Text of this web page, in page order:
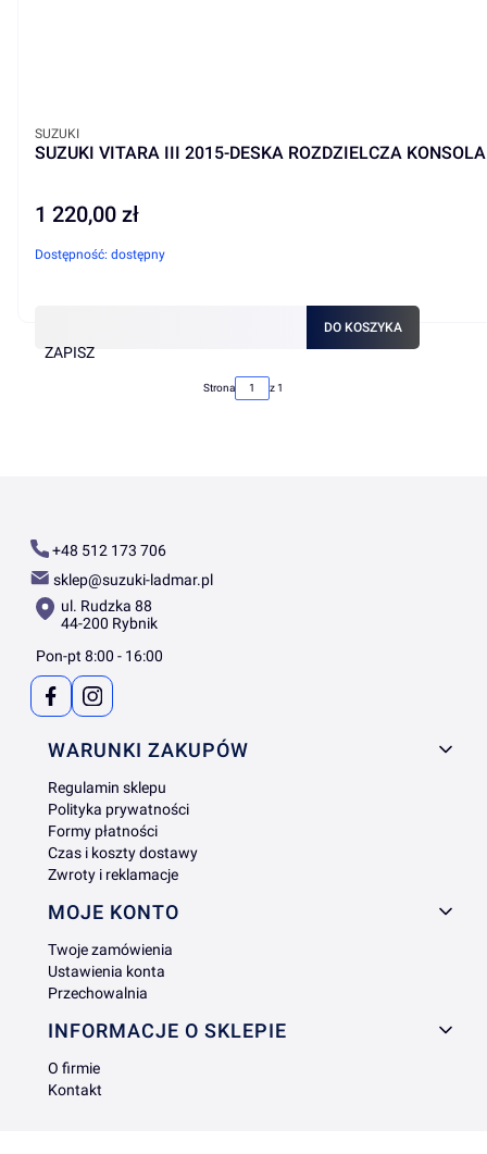
SUZUKI VITARA III 2015-DESKA ROZDZIELCZA KONSOLA
PRODUCENT
SUZUKI
Cena
1 220,00 zł
Dostępność: dostępny
ZAPISZ
DO KOSZYKA
Strona z 1
+48 512 173 706
sklep@suzuki-ladmar.pl
ul. Rudzka 88
44-200 Rybnik
Pon-pt 8:00 - 16:00
Linki w stopce
WARUNKI ZAKUPÓW
Regulamin sklepu
Polityka prywatności
Formy płatności
Czas i koszty dostawy
Zwroty i reklamacje
MOJE KONTO
Twoje zamówienia
Ustawienia konta
Przechowalnia
INFORMACJE O SKLEPIE
O firmie
Kontakt